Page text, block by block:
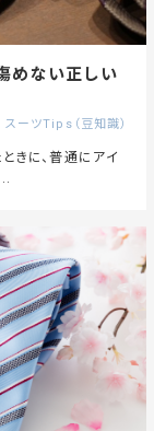
めない正しい
スーツTips（豆知識）
きに、普通にアイ